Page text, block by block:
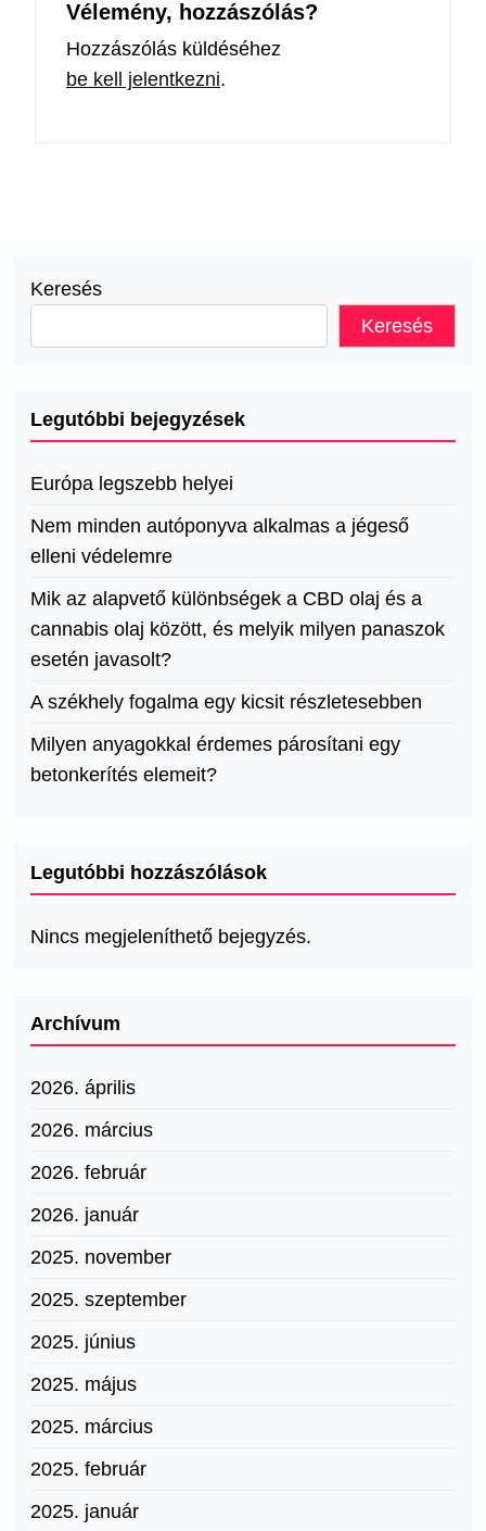
Vélemény, hozzászólás?
Hozzászólás küldéséhez
be kell jelentkezni.
Keresés
Keresés
Legutóbbi bejegyzések
Európa legszebb helyei
Nem minden autóponyva alkalmas a jégeső
elleni védelemre
Mik az alapvető különbségek a CBD olaj és a
cannabis olaj között, és melyik milyen panaszok
esetén javasolt?
A székhely fogalma egy kicsit részletesebben
Milyen anyagokkal érdemes párosítani egy
betonkerítés elemeit?
Legutóbbi hozzászólások
Nincs megjeleníthető bejegyzés.
Archívum
2026. április
2026. március
2026. február
2026. január
2025. november
2025. szeptember
2025. június
2025. május
2025. március
2025. február
2025. január